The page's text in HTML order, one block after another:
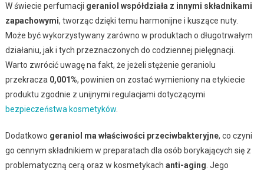
W świecie perfumacji geraniol współdziała z innymi składnikami
zapachowymi, tworząc dzięki temu harmonijne i kuszące nuty.
Może być wykorzystywany zarówno w produktach o długotrwałym
działaniu, jak i tych przeznaczonych do codziennej pielęgnacji.
Warto zwrócić uwagę na fakt, że jeżeli stężenie geraniolu
przekracza 0,001%, powinien on zostać wymieniony na etykiecie
produktu zgodnie z unijnymi regulacjami dotyczącymi
bezpieczeństwa kosmetyków.
Dodatkowo geraniol ma właściwości przeciwbakteryjne, co czyni
go cennym składnikiem w preparatach dla osób borykających się z
problematyczną cerą oraz w kosmetykach anti-aging . Jego